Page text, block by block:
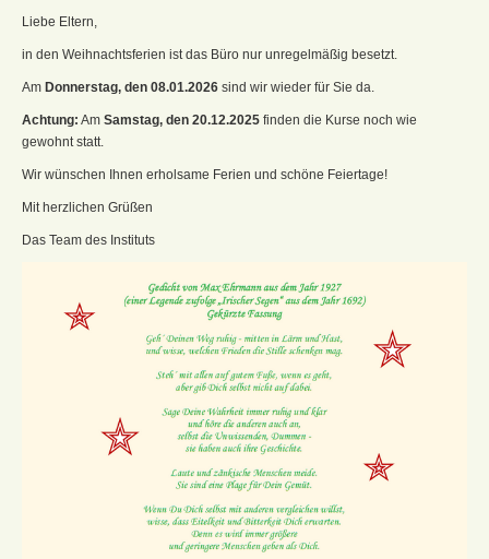
Liebe Eltern,
in den Weihnachtsferien ist das Büro nur unregelmäßig besetzt.
Am Donnerstag, den 08.01.2026 sind wir wieder für Sie da.
Achtung: Am Samstag, den 20.12.2025 finden die Kurse noch wie
gewohnt statt.
Wir wünschen Ihnen erholsame Ferien und schöne Feiertage!
Mit herzlichen Grüßen
Das Team des Instituts